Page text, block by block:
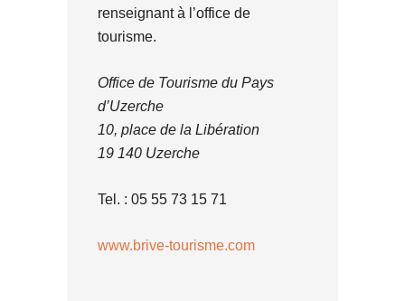
renseignant à l’office de
tourisme.
Office de Tourisme du Pays
d’Uzerche
10, place de la Libération
19 140 Uzerche
Tel. : 05 55 73 15 71
www.brive-tourisme.com